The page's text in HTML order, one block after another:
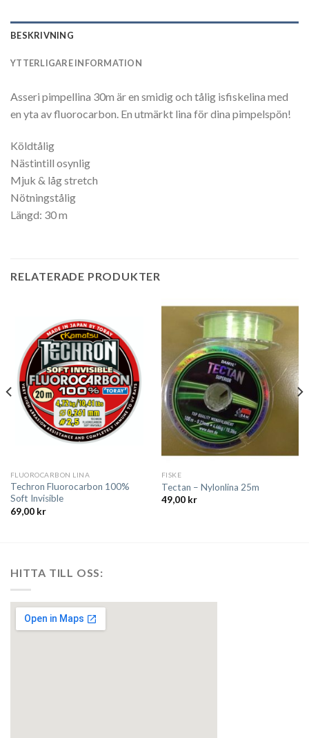
BESKRIVNING
YTTERLIGARE INFORMATION
Asseri pimpellina 30m är en smidig och tålig isfiskelina med
en yta av fluorocarbon. En utmärkt lina för dina pimpelspön!
Köldtålig
Nästintill osynlig
Mjuk & låg stretch
Nötningstålig
Längd: 30 m
RELATERADE PRODUKTER
FLUOROCARBON LINA
Techron Fluorocarbon 100%
Soft Invisible
69,00 kr
FISKE
Tectan – Nylonlina 25m
49,00 kr
HITTA TILL OSS: